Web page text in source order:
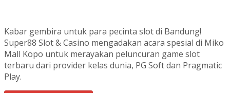
Kabar gembira untuk para pecinta slot di Bandung!
Super88 Slot & Casino mengadakan acara spesial di Miko
Mall Kopo untuk merayakan peluncuran game slot
terbaru dari provider kelas dunia, PG Soft dan Pragmatic
Play.